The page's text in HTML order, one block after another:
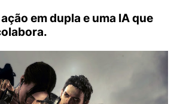
em dupla e uma IA que